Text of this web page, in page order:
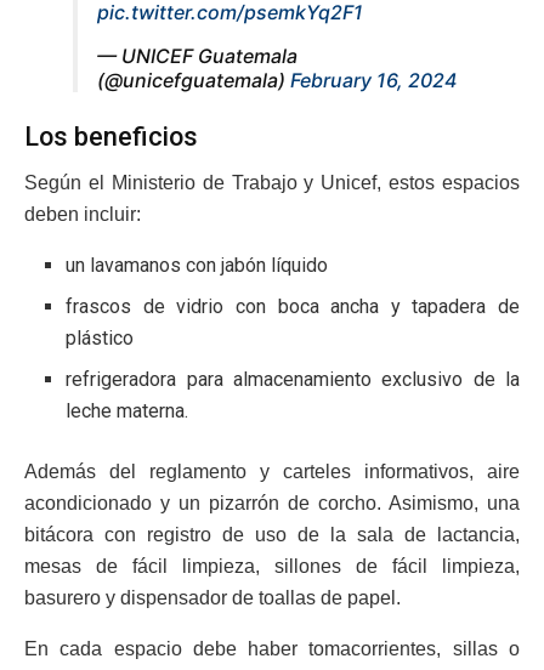
pic.twitter.com/psemkYq2F1
— UNICEF Guatemala
(@unicefguatemala) February 16, 2024
Los beneficios
Según el Ministerio de Trabajo y Unicef, estos espacios
deben incluir:
un lavamanos con jabón líquido
frascos de vidrio con boca ancha y tapadera de
plástico
refrigeradora para almacenamiento exclusivo de la
leche materna.
Además del reglamento y carteles informativos, aire
acondicionado y un pizarrón de corcho. Asimismo, una
bitácora con registro de uso de la sala de lactancia,
mesas de fácil limpieza, sillones de fácil limpieza,
basurero y dispensador de toallas de papel.
En cada espacio debe haber tomacorrientes, sillas o